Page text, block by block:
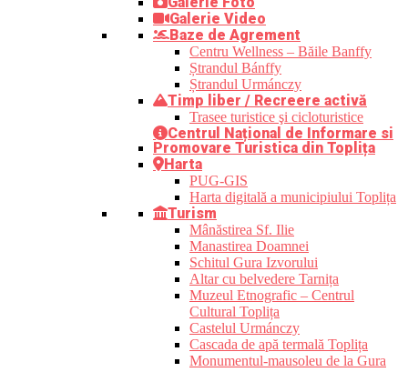
Galerie Video
Baze de Agrement
Centru Wellness – Băile Banffy
Ștrandul Bánffy
Ștrandul Urmánczy
Timp liber / Recreere activă
Trasee turistice şi cicloturistice
Centrul Național de Informare si
Promovare Turistica din Toplița
Harta
PUG-GIS
Harta digitală a municipiului Toplița
Turism
Mânăstirea Sf. Ilie
Manastirea Doamnei
Schitul Gura Izvorului
Altar cu belvedere Tarnița
Muzeul Etnografic – Centrul
Cultural Toplița
Castelul Urmánczy
Cascada de apă termală Toplița
Monumentul-mausoleu de la Gura